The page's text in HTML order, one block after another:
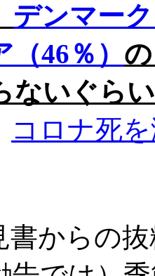
デンマー
46％）
ないぐら
コロナ死
書からの